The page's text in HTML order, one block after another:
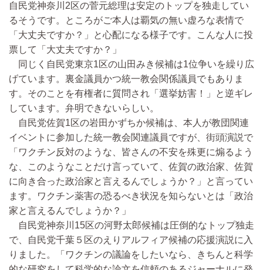
自民党神奈川2区の菅元総理は安定のトップを独走してい
るそうです。ところがご本人は覇気の無い虚ろな表情で
「大丈夫ですか？」と心配になる様子です。こんな人に投
票して「大丈夫ですか？」
同じく自民党東京1区の山田みき候補は1位争いを繰り広
げています。裏金議員かつ統一教会関係議員でもありま
す。そのことを有権者に質問され「選挙妨害！」と逆ギレ
しています。弁明できないらしい。
自民党佐賀1区の岩田かずちか候補は、本人が教団関連
イベントに参加した統一教会関連議員ですが、街頭演説で
「ワクチン反対のような、皆さんの不安を殊更に煽るよう
な、このようなことだけ言っていて、佐賀の政治家、佐賀
に向き合った政治家と言えるんでしょうか？」と言ってい
ます。ワクチン薬害の恐るべき状況を知らないとは「政治
家と言えるんでしょうか？」
自民党神奈川15区の河野太郎候補は圧倒的なトップ独走
で、自民党千葉５区のえりアルフィア候補の応援演説に入
りました。「ワクチンの議論をしたいなら、きちんと科学